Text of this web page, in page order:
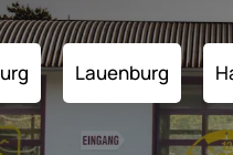
Lauenburg